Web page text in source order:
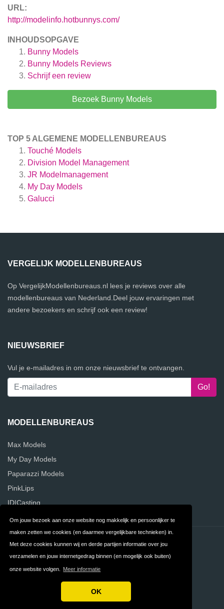
Om jouw bezoek aan onze website nog makkelijk en persoonlijker te
maken zetten we cookies (en daarmee vergelijkbare technieken) in.
Met deze cookies kunnen wij en derde partijen informatie over jou
verzamelen en jouw internetgedrag binnen (en mogelijk ook buiten)
onze website volgen. Meer informatie
OK
URL:
http://modelinfo.hotbunnys.com/
INHOUDSOPGAVE
Bunny Models
Bunny Models Reviews
Schrijf een review
Bezoek Bunny Models
TOP 5 ALGEMENE MODELLENBUREAUS
Touché Models
Division Model Management
JR Modelmanagement
My Day Models
Galucci
VERGELIJK MODELLENBUREAUS
Op VergelijkModellenbureaus.nl lees je reviews over alle
modellenbureaus van Nederland.Deel jouw ervaringen met
andere bezoekers en schrijf ook een review!
NIEUWSBRIEF
Vul je e-mailadres in om onze nieuwsbrief te ontvangen.
MODELLENBUREAUS
Max Models
My Day Models
Paparazzi Models
PinkLips
ID|Casting
Contact Privacy
Algemene FAQ
Copyright © 2026 Vergelijk Modellenbureaus